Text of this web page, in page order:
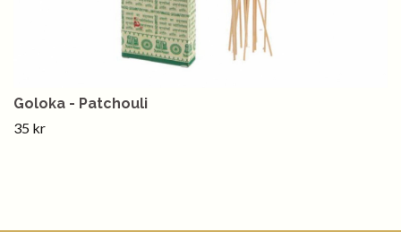
Goloka - Patchouli
35 kr